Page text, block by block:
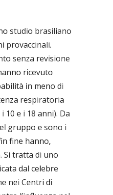
studio brasiliano
provaccinali.
senza revisione
ricevuto
in meno di
respiratoria
10 e i 18 anni). Da
gruppo e sono i
fine hanno,
Si tratta di uno
dal celebre
nei Centri di